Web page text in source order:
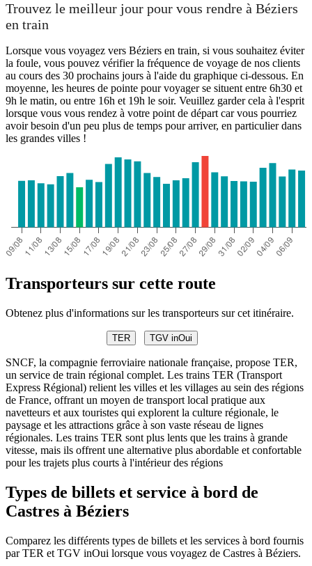
Trouvez le meilleur jour pour vous rendre à Béziers
en train
Lorsque vous voyagez vers Béziers en train, si vous souhaitez éviter
la foule, vous pouvez vérifier la fréquence de voyage de nos clients
au cours des 30 prochains jours à l'aide du graphique ci-dessous. En
moyenne, les heures de pointe pour voyager se situent entre 6h30 et
9h le matin, ou entre 16h et 19h le soir. Veuillez garder cela à l'esprit
lorsque vous vous rendez à votre point de départ car vous pourriez
avoir besoin d'un peu plus de temps pour arriver, en particulier dans
les grandes villes !
Transporteurs sur cette route
Obtenez plus d'informations sur les transporteurs sur cet itinéraire.
TER TGV inOui
SNCF, la compagnie ferroviaire nationale française, propose TER,
un service de train régional complet. Les trains TER (Transport
Express Régional) relient les villes et les villages au sein des régions
de France, offrant un moyen de transport local pratique aux
navetteurs et aux touristes qui explorent la culture régionale, le
paysage et les attractions grâce à son vaste réseau de lignes
régionales. Les trains TER sont plus lents que les trains à grande
vitesse, mais ils offrent une alternative plus abordable et confortable
pour les trajets plus courts à l'intérieur des régions
Types de billets et service à bord de
Castres à Béziers
Comparez les différents types de billets et les services à bord fournis
par TER et TGV inOui lorsque vous voyagez de Castres à Béziers.